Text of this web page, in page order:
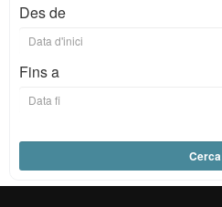
Des de
Fins a
Cerca